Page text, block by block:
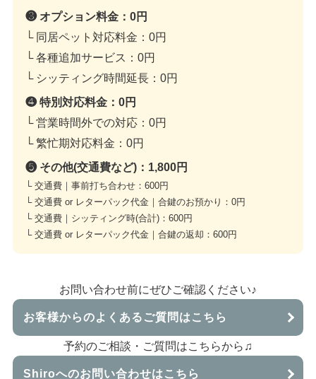
❸ オプション料金： 0円
└ 同居ペット対応料金： 0円
└ 各種追加サービス： 0円
└ シッティング時間延長： 0円
❹ 特別対応料金： 0円
└ 営業時間外での対応： 0円
└ 繁忙期対応料金： 0円
❺ その他(交通費など)： 1,800円
└ 交通費｜事前打ち合わせ： 600円
└ 交通費 or レターパック代金｜合鍵のお預かり： 0円
└ 交通費｜シッティング時(合計)： 600円
└ 交通費 or レターパック代金｜合鍵の返却： 600円
お問い合わせ前にぜひご確認ください♪
お客様からのよくあるご質問はこちら
予約のご相談・ご質問はこちらから♫
Shiroへのお問い合わせはこちら